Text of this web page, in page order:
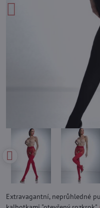
Extravagantní, neprůhledné